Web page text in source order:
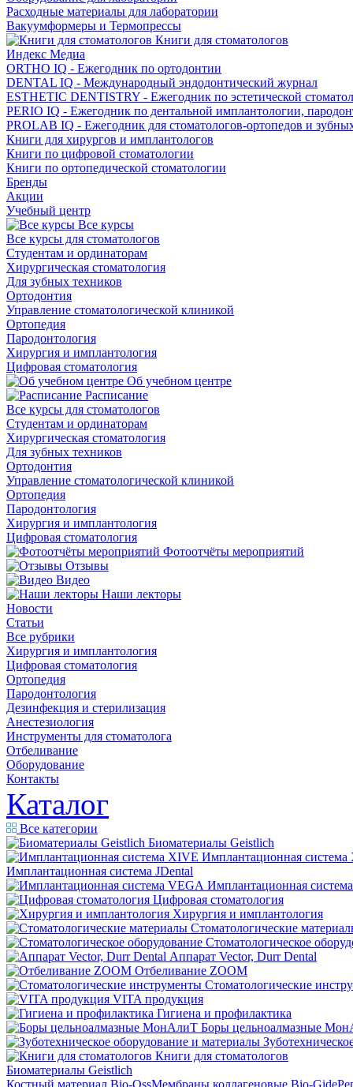
Расходные материалы для лаборатории
Вакуумформеры и Термопрессы
Книги для стоматологов
Индекс Медиа
ORTHO IQ - Ежегодник по ортодонтии
DENTAL IQ - Международный эндодонтический журнал
ESTHETIC DENTISTRY - Ежегодник по эстетической
PERIO IQ - Ежегодник по дентальной имплантологии,
PROLAB IQ - Ежегодник для стоматологов-ортопедов и
Книги для хирургов и имплантологов
Книги по цифровой стоматологии
Книги по ортопедической стоматологии
Бренды
Акции
Учебный центр
Все курсы
Все курсы для стоматологов
Студентам и ординаторам
Хирургическая стоматология
Для зубных техников
Ортодонтия
Управление стоматологической клиникой
Ортопедия
Пародонтология
Хирургия и имплантология
Цифровая стоматология
Об учебном центре
Расписание
Все курсы для стоматологов
Студентам и ординаторам
Хирургическая стоматология
Для зубных техников
Ортодонтия
Управление стоматологической клиникой
Ортопедия
Пародонтология
Хирургия и имплантология
Цифровая стоматология
Фотоотчёты мероприятий
Отзывы
Видео
Наши лекторы
Новости
Статьи
Все рубрики
Хирургия и имплантология
Цифровая стоматология
Ортопедия
Пародонтология
Дезинфекция и стерилизация
Анестезиология
Инструменты для стоматолога
Отбеливание
Оборудование
Контакты
Каталог
Все категории
Биоматериалы Geistlich
Имплантационная
Имплантационная система JDental
Имплантационная
Цифровая стоматология
Хирургия и имплантология
Стоматологические
Стоматологическое
Аппарат Vector, Durr Dental
Отбеливание ZOOM
Стоматологические
VITA продукция
Гигиена и профилактика
Боры цельноалмазные
Книги для стоматологов
Биоматериалы Geistlich